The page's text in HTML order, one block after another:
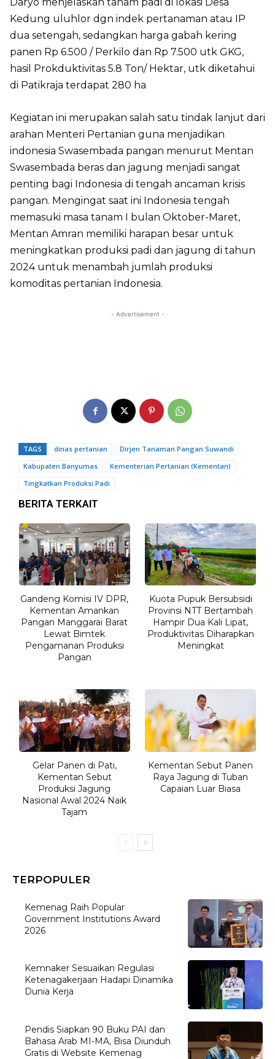
Kedung uluhlor dgn indek pertanaman atau IP
dua setengah, sedangkan harga gabah kering
panen Rp 6.500 / Perkilo dan Rp 7.500 utk GKG,
hasil Prokduktivitas 5.8 Ton/ Hektar, utk diketahui
di Patikraja terdapat 280 ha
Kegiatan ini merupakan salah satu tindak lanjut dari
arahan Menteri Pertanian guna menjadikan
indonesia Swasembada pangan menurut Mentan
Swasembada beras dan jagung menjadi sangat
penting bagi Indonesia di tengah ancaman krisis
pangan. Mengingat saat ini Indonesia tengah
memasuki masa tanam I bulan Oktober-Maret,
Mentan Amran memiliki harapan besar untuk
meningkatkan produksi padi dan jagung di tahun
2024 untuk menambah jumlah produksi
komoditas pertanian Indonesia.
- Advertisement -
TAGS dinas pertanian
Dirjen Tanaman Pangan Suwandi
Kabupaten Banyumas
Kementerian Pertanian (Kementan)
Tingkatkan Produksi Padi
BERITA TERKAIT
Gandeng Komisi IV DPR,
Kementan Amankan
Pangan Manggarai Barat
Lewat Bimtek
Pengamanan Produksi
Pangan
Kuota Pupuk Bersubsidi
Provinsi NTT Bertambah
Hampir Dua Kali Lipat,
Produktivitas Diharapkan
Meningkat
Gelar Panen di Pati,
Kementan Sebut
Produksi Jagung
Nasional Awal 2024 Naik
Tajam
Kementan Sebut Panen
Raya Jagung di Tuban
Capaian Luar Biasa
TERPOPULER
Kemenag Raih Popular
Government Institutions Award
2026
Kemnaker Sesuaikan Regulasi
Ketenagakerjaan Hadapi Dinamika
Dunia Kerja
Pendis Siapkan 90 Buku PAI dan
Bahasa Arab MI-MA, Bisa Diunduh
Gratis di Website Kemenag